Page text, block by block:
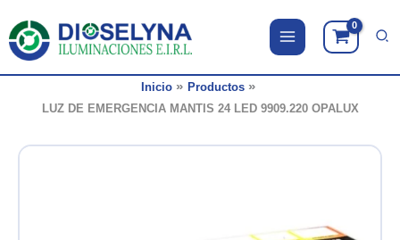
contenido
Inicio
Productos
LUZ DE EMERGENCIA MANTIS 24 LED 9909.220 OPALUX